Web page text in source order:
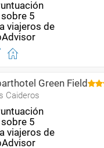
Green Field
Caideros